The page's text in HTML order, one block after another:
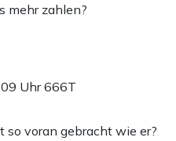
mehr zahlen?
Uhr666T
voran gebracht wie er?